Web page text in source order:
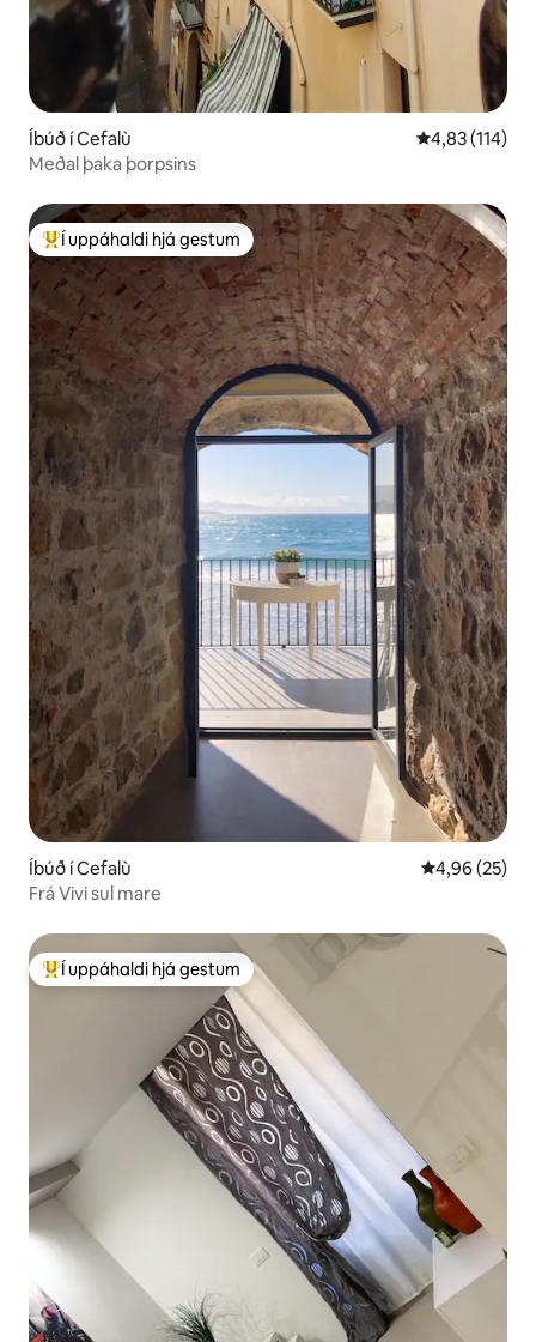
Íbúð í Cefalù 4,83 af 5 í
4,83 (114)
Meðal þaka þorpsins
Í mestu uppáhaldi hjá gestum
Í uppáhaldi hjá gestum
Íbúð í Cefalù 4,96 af 5 í
4,96 (25)
Frá Vivi sul mare
Í mestu uppáhaldi hjá gestum
Í uppáhaldi hjá gestum